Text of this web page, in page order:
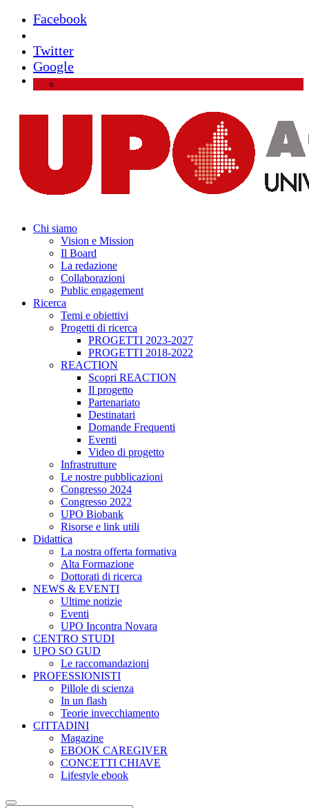
Facebook
Twitter
Google
Chi siamo
Vision e Mission
Il Board
La redazione
Collaborazioni
Public engagement
Ricerca
Temi e obiettivi
Progetti di ricerca
PROGETTI 2023-2027
PROGETTI 2018-2022
REACTION
Scopri REACTION
Il progetto
Partenariato
Destinatari
Domande Frequenti
Eventi
Video di progetto
Infrastrutture
Le nostre pubblicazioni
Congresso 2024
Congresso 2022
UPO Biobank
Risorse e link utili
Didattica
La nostra offerta formativa
Alta Formazione
Dottorati di ricerca
NEWS & EVENTI
Ultime notizie
Eventi
UPO Incontra Novara
CENTRO STUDI
UPO SO GUD
Le raccomandazioni
PROFESSIONISTI
Pillole di scienza
In un flash
Teorie invecchiamento
CITTADINI
Magazine
EBOOK CAREGIVER
CONCETTI CHIAVE
Lifestyle ebook